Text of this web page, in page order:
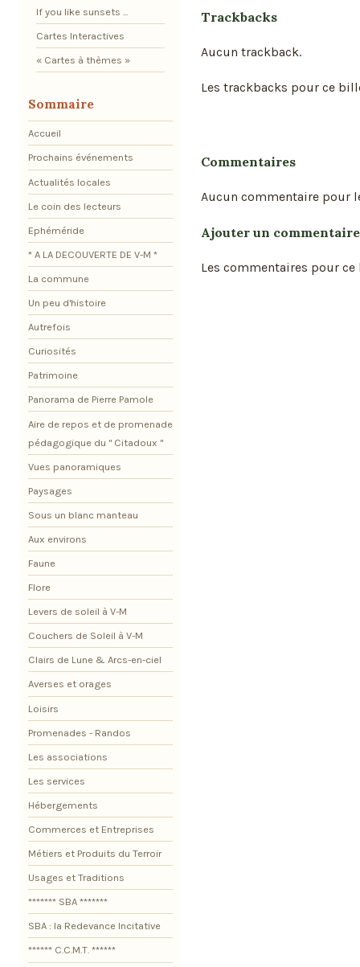
Trackbacks
Aucun trackback.
Les trackbacks pour ce
Commentaires
Aucun commentaire pour
Ajouter un commentaire
Les commentaires pour
If you like sunsets ...
Cartes Interactives
« Cartes à thèmes »
Sommaire
Accueil
Prochains événements
Actualités locales
Le coin des lecteurs
Ephéméride
* A LA DECOUVERTE DE V-M *
La commune
Un peu d'histoire
Autrefois
Curiosités
Patrimoine
Panorama de Pierre Pamole
Aire de repos et de promenade
pédagogique du " Citadoux "
Vues panoramiques
Paysages
Sous un blanc manteau
Aux environs
Faune
Flore
Levers de soleil à V-M
Couchers de Soleil à V-M
Clairs de Lune & Arcs-en-ciel
Averses et orages
Loisirs
Promenades - Randos
Les associations
Les services
Hébergements
Commerces et Entreprises
Métiers et Produits du Terroir
Usages et Traditions
******* SBA *******
SBA : la Redevance Incitative
****** C.C.M.T. ******